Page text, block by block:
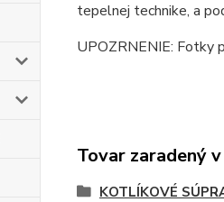
tepelnej technike, a
UPOZRNENIE: Fotky
Tovar zaradený
KOTLÍKOVÉ